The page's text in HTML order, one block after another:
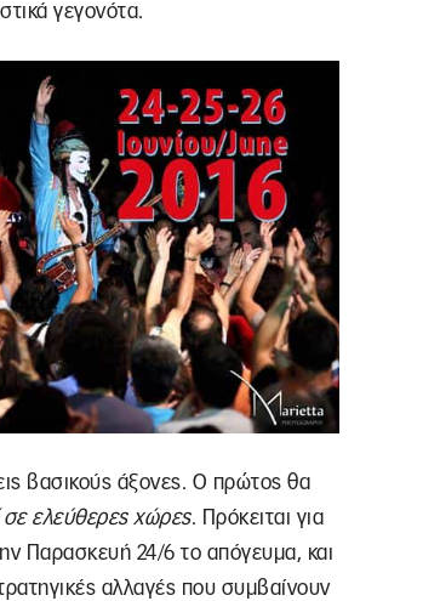
γεγονότα.
βασικούς άξονες. Ο πρώτος θα
σε ελεύθερες χώρες. Πρόκειται για
Παρασκευή 24/6 το απόγευμα, και
αλλαγές που συμβαίνουν